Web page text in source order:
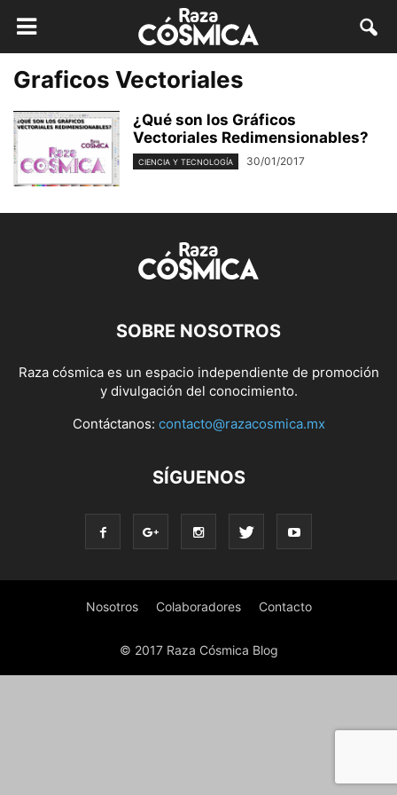
Graficos Vectoriales
¿Qué son los Gráficos
Vectoriales Redimensionables?
CIENCIA Y TECNOLOGÍA 30/01/2017
SOBRE NOSOTROS
Raza cósmica es un espacio independiente de promoción
y divulgación del conocimiento.
Contáctanos: contacto@razacosmica.mx
SÍGUENOS
Nosotros Colaboradores Contacto
© 2017 Raza Cósmica Blog